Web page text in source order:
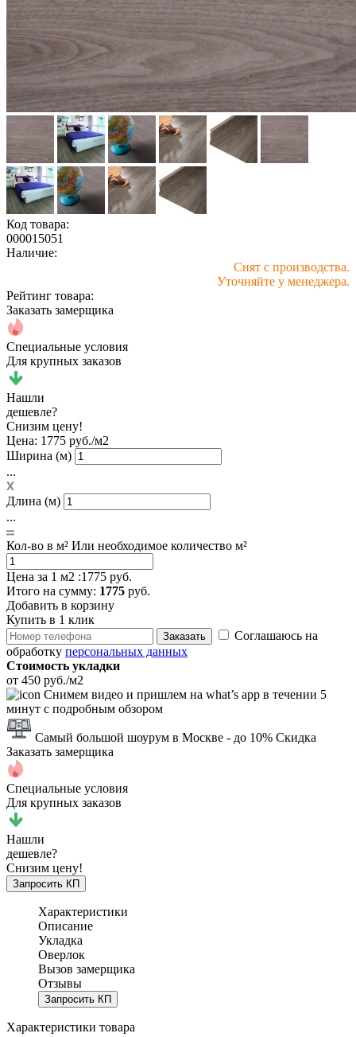
Код товара:
000015051
Наличие:
Снят с производства.
Уточняйте у менеджера.
Рейтинг товара:
Заказать замерщика
Специальные условия
Для крупных заказов
Нашли
дешевле?
Снизим цену!
Цена: 1775 руб./м2
Ширина (м)
...
Длина (м)
...
Кол-во в м² Или необходимое количество м²
Цена за 1 м2 :1775 руб.
Итого на сумму: 1775 руб.
Добавить в корзину
Купить в 1 клик
Заказать
Соглашаюсь на
обработку персональных данных
Стоимость укладки
от 450 руб./м2
Снимем видео и пришлем на what’s app в течении 5
минут с подробным обзором
Самый большой шоурум в Москве - до 10% Скидка
Заказать замерщика
Специальные условия
Для крупных заказов
Нашли
дешевле?
Снизим цену!
Запросить КП
Характеристики
Описание
Укладка
Оверлок
Вызов замерщика
Отзывы
Запросить КП
Характеристики товара